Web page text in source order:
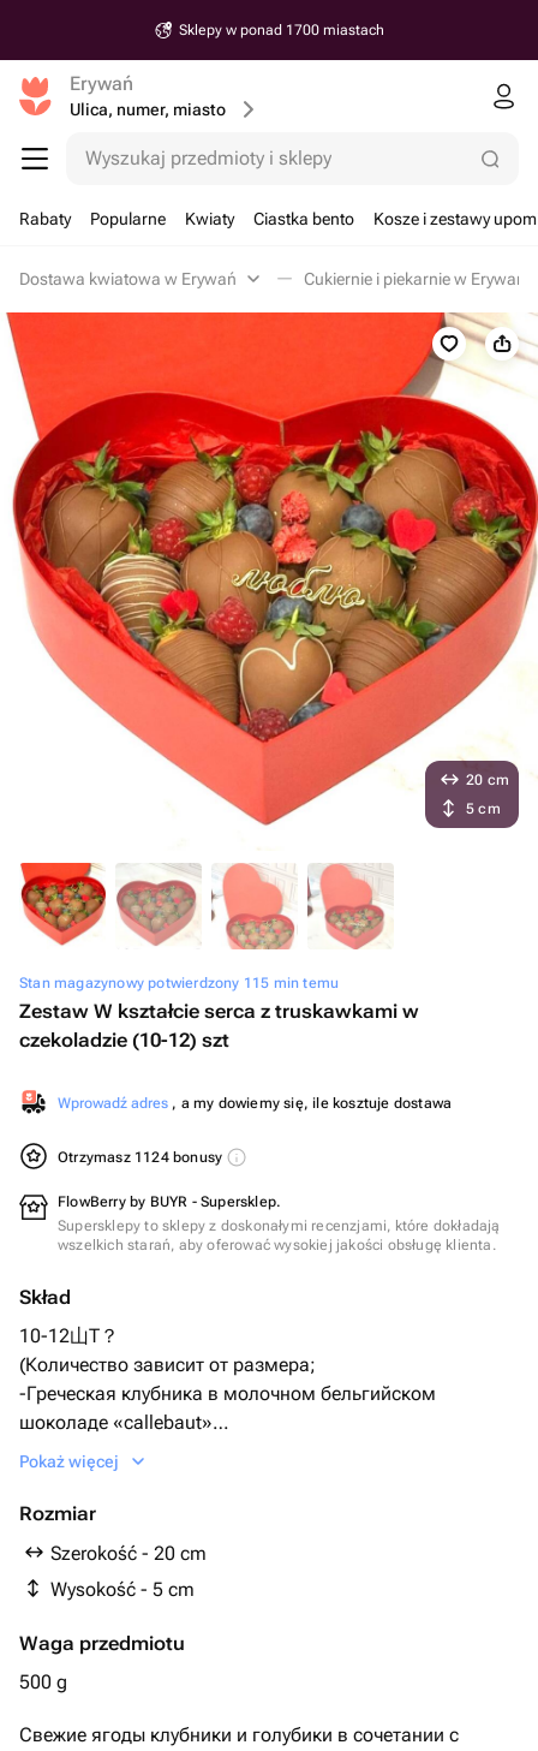
Sklepy w ponad 1700 miastach
Erywań
Ulica, numer, miasto
Wyszukaj przedmioty i sklepy
Rabaty Popularne Kwiaty Ciastka bento Kosze i zestawy
Dostawa kwiatowa w Erywań Cukiernie i piekarnie w Erywań
Stan magazynowy potwierdzony 115 min temu
Zestaw W kształcie serca z truskawkami w
czekoladzie (10-12) szt
Wprowadź adres , a my dowiemy się, ile kosztuje dostawa
Otrzymasz 1124 bonusy
FlowBerry by BUYR - Supersklep.
Supersklepy to sklepy z doskonałymi recenzjami, które dokładają
wszelkich starań, aby oferować wysokiej jakości obsługę klienta.
Skład
10-12山T？
(Количество зависит от размера;
-Греческая клубника в молочном бельгийском
шоколаде «callebaut»
-Голубика
-Коробка
Pokaż więcej
Rozmiar
Szerokość - 20 cm
Wysokość - 5 cm
Waga przedmiotu
500 g
20 cm
5 cm
Свежие ягоды клубники и голубики в сочетании с